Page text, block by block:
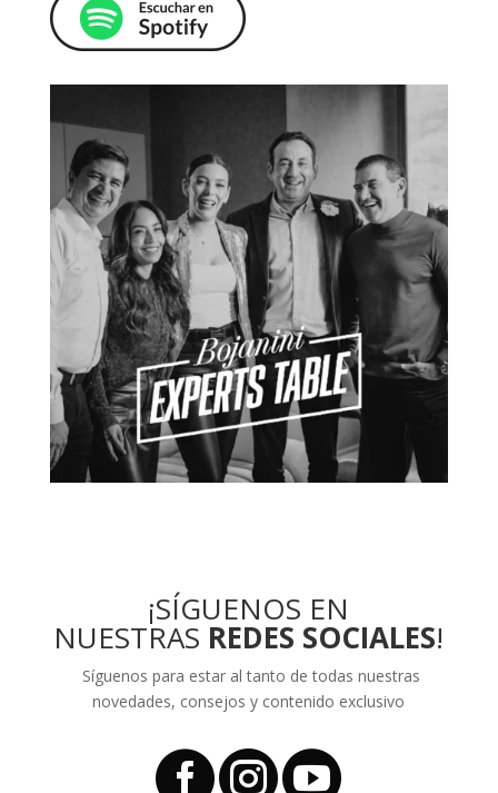
¡SÍGUENOS EN
NUESTRAS REDES SOCIALES!
Síguenos para estar al tanto de todas nuestras
novedades, consejos y contenido exclusivo
